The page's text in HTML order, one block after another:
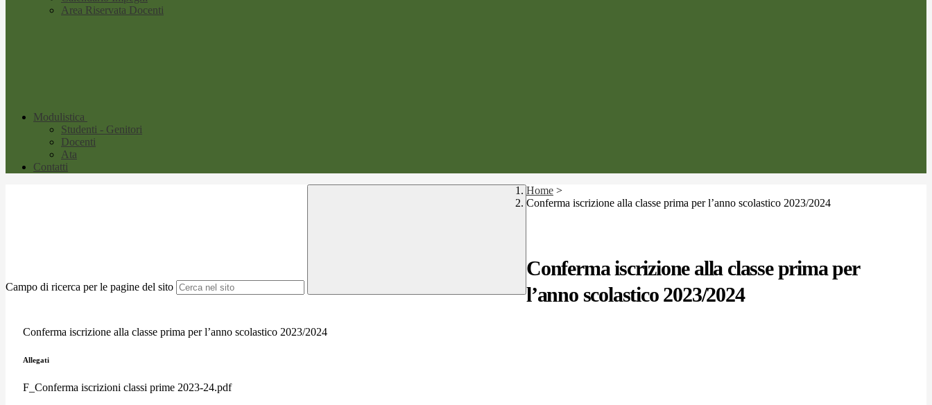
Area Riservata Docenti
Modulistica
Studenti - Genitori
Docenti
Ata
Contatti
Campo di ricerca per le pagine del sito
Home >
Conferma iscrizione alla classe prima per l’anno scolastico 2023/2024
Conferma iscrizione alla classe prima per
l’anno scolastico 2023/2024
Conferma iscrizione alla classe prima per l’anno scolastico 2023/2024
Allegati
F_Conferma iscrizioni classi prime 2023-24.pdf